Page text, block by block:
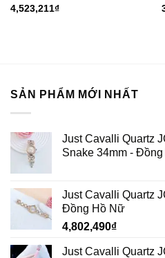
4,523,211₫
SẢN PHẨM MỚI NHẤT
Just Cavalli Quartz
Snake 34mm -
Just Cavalli Quartz
Đồng Hồ Nữ
4,802,490₫
Just Cavalli Quartz